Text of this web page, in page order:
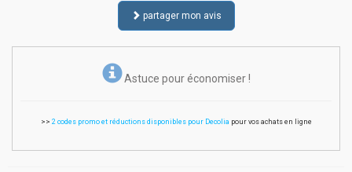
partager mon avis
Astuce pour économiser !
>> 2 codes promo et réductions disponibles pour Decolia pour vos achats en ligne